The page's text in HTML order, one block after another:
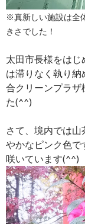
※真新しい施設は全
きさでした！
太田市長様をは
は滞りなく執り
合クリーンプラザ
た(^^)
さて、境内では
やかなピンク色で
咲いています(^^)